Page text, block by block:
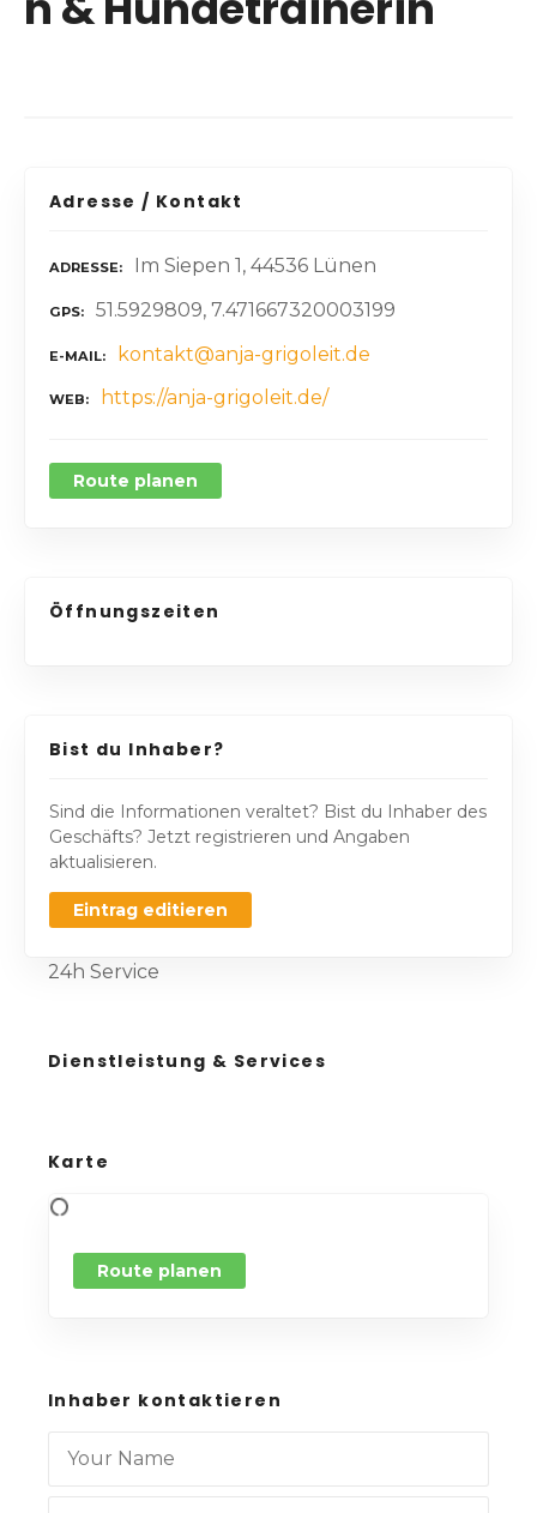
Adresse / Kontakt
ADRESSE Im Siepen 1, 44536 Lünen
GPS 51.5929809, 7.471667320003199
E-MAIL kontakt@anja-grigoleit.de
WEB https://anja-grigoleit.de/
Route planen
Öffnungszeiten
Bist du Inhaber?
Sind die Informationen veraltet? Bist du Inhaber des
Geschäfts? Jetzt registrieren und Angaben
aktualisieren.
Eintrag editieren
24h Service
Dienstleistung & Services
Karte
Route planen
Inhaber kontaktieren